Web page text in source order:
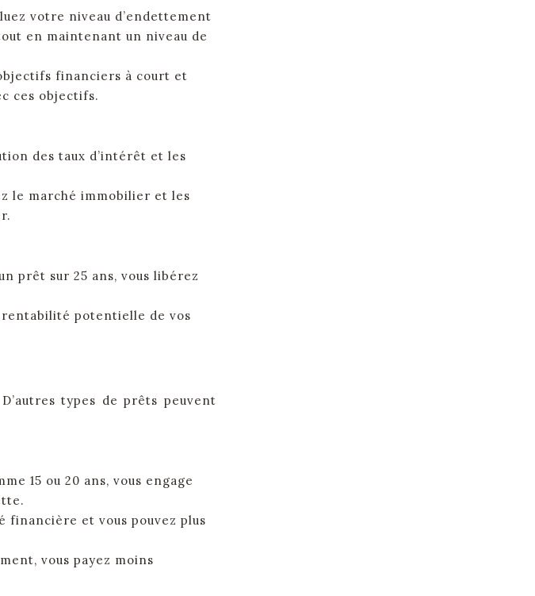
votre niveau d’endettement
en maintenant un niveau de
financiers à court et
ces objectifs.
des taux d’intérêt et les
le marché immobilier et les
prêt sur 25 ans, vous libérez
rentabilité potentielle de vos
types de prêts peuvent
15 ou 20 ans, vous engage
financière et vous pouvez plus
vous payez moins